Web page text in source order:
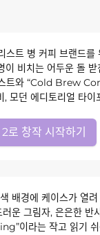
트 병 커피 브랜드를
이 비치는 어두운 돌
트와 “Cold Brew
모던 에디토리얼 타
창작 시작하기
경에 케이스가 열려
운 그림자, 은은한 반
이라는 작고 읽기 쉬